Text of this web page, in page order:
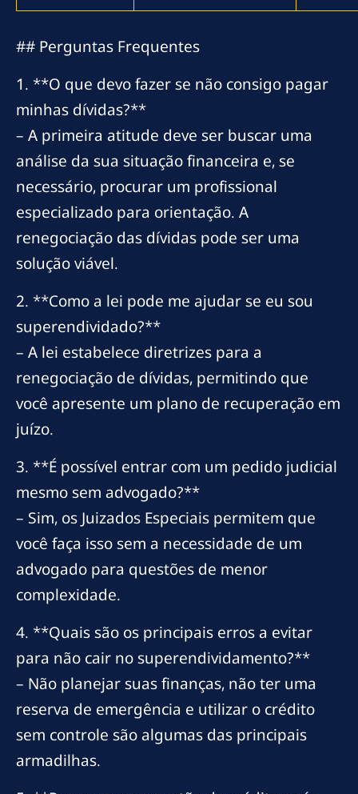
## Perguntas Frequentes
1. **O que devo fazer se não consigo pagar
minhas dívidas?**
– A primeira atitude deve ser buscar uma
análise da sua situação financeira e, se
necessário, procurar um profissional
especializado para orientação. A
renegociação das dívidas pode ser uma
solução viável.
2. **Como a lei pode me ajudar se eu sou
superendividado?**
– A lei estabelece diretrizes para a
renegociação de dívidas, permitindo que
você apresente um plano de recuperação em
juízo.
3. **É possível entrar com um pedido judicial
mesmo sem advogado?**
– Sim, os Juizados Especiais permitem que
você faça isso sem a necessidade de um
advogado para questões de menor
complexidade.
4. **Quais são os principais erros a evitar
para não cair no superendividamento?**
– Não planejar suas finanças, não ter uma
reserva de emergência e utilizar o crédito
sem controle são algumas das principais
armadilhas.